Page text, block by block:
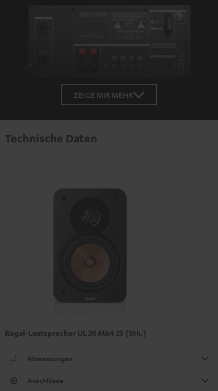
ZEIGE MIR MEHR
Technische Daten
Regal-Lautsprecher UL 20 Mk4 25 (Stk.)
Abmessungen
Anschlüsse